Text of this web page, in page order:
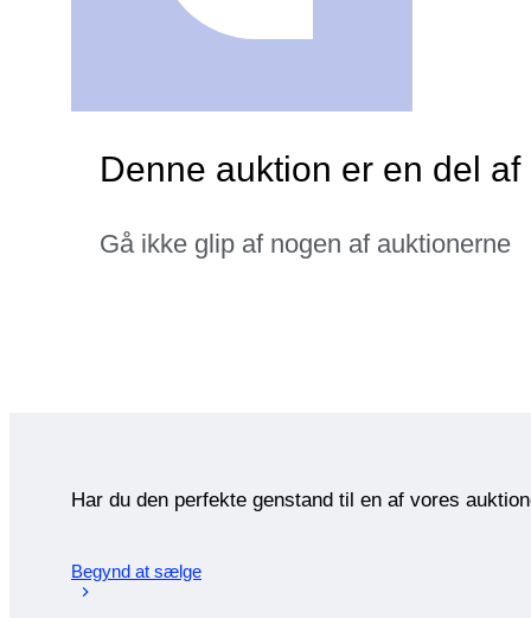
Denne auktion er en del
Gå ikke glip af nogen af auktionerne
Har du den perfekte genstand til en af vores
Begynd at sælge